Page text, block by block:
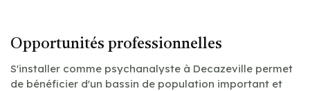
Opportunités professionnelles
S'installer comme psychanalyste à Decazeville permet
de bénéficier d'un bassin de population important et